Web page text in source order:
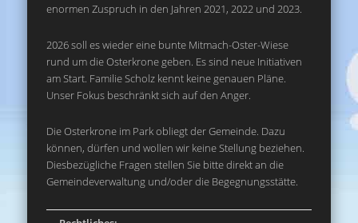
enormen Zuspruch in den Jahren 2021, 2022 und 2023.
2026 soll es wieder eine bunte Mitmach-Oster-Wiese
rund um die Osterkrone geben. Es sind neue Initiativen
am Start. Familie Scholz kennt keine genauen Pläne.
Unser Fokus beschränkt sich auf den Anger.
Die Osterkrone im Park obliegt der Gemeinde. Dazu
können, dürfen und wollen wir keine Stellung beziehen.
Diesbezügliche Fragen stellen Sie bitte direkt an die
Gemeindeverwaltung und/oder die Begegnungsstätte.